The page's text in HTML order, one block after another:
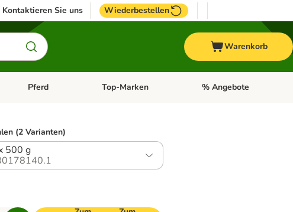
Kontaktieren Sie uns Wiederbestellen
Warenkorb
öffnen: Fisch
Kategorie-Menü öffnen: Vogel
Pferd Kategorie-Menü öffnen: Pferd
Top-Marken Kategorie-Menü öffnen:
% Angebote
(2 Varianten)
500 g